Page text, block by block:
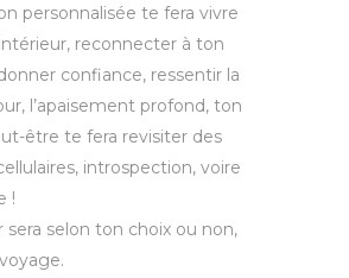
130.00 €.100.00 €.
personnalisée te fera vivre
reconnecter à ton
confiance, ressentir la
l’apaisement profond, ton
être te fera revisiter des
introspection, voire
!
sera selon ton choix ou non,